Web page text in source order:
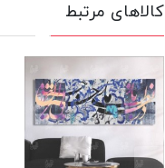
کالاهای مرتبط